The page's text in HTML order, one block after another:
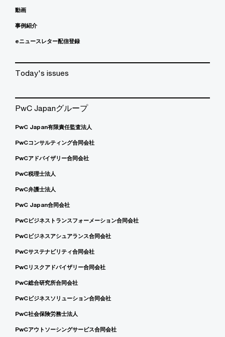
動画
事例紹介
eニュースレター配信登録
Today's issues
PwC Japanグループ
PwC Japan有限責任監査法人
PwCコンサルティング合同会社
PwCアドバイザリー合同会社
PwC税理士法人
PwC弁護士法人
PwC Japan合同会社
PwCビジネストランスフォーメーション合同会社
PwCビジネスアシュアランス合同会社
PwCサステナビリティ合同会社
PwCリスクアドバイザリー合同会社
PwC総合研究所合同会社
PwCビジネスソリューション合同会社
PwC社会保険労務士法人
PwCアウトソーシングサービス合同会社